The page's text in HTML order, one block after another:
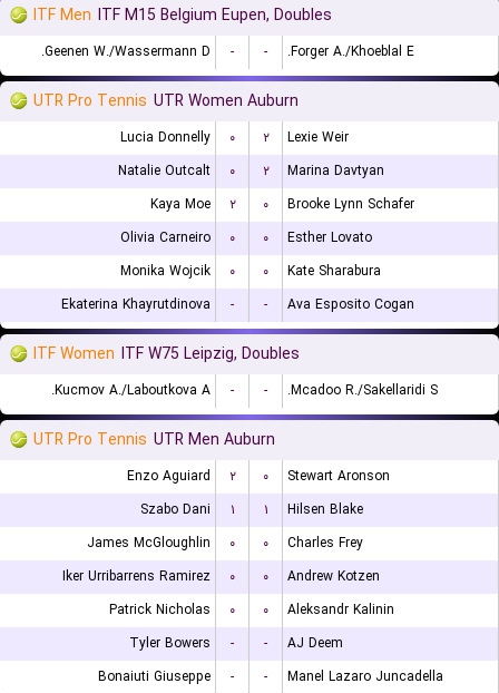
ITF Men ITF M15 Belgium Eupen, Doubles
Geenen W./Wassermann D. - - Forger A./Khoeblal E.
UTR Pro Tennis UTR Women Auburn
Lucia Donnelly ۰ ۲
Lexie Weir
Natalie Outcalt
۰ ۲
Marina Davtyan
Kaya Moe
۲ ۰
Brooke Lynn Schafer
Olivia Carneiro
۰ ۰
Esther Lovato
Monika Wojcik
۰ ۰
Kate Sharabura
Ekaterina Khayrutdinova
- - Ava Esposito Cogan
ITF Women ITF W75 Leipzig, Doubles
Kucmov A./Laboutkova A. - - Mcadoo R./Sakellaridi S.
UTR Pro Tennis UTR Men Auburn
Enzo Aguiard ۲ ۰
Stewart Aronson
Szabo Dani
۱ ۱
Hilsen Blake
James McGloughlin
۰ ۰
Charles Frey
Iker Urribarrens Ramirez
۰ ۰
Andrew Kotzen
Patrick Nicholas
۰ ۰
Aleksandr Kalinin
Tyler Bowers
- -
AJ Deem
Bonaiuti Giuseppe
- - Manel Lazaro Juncadella